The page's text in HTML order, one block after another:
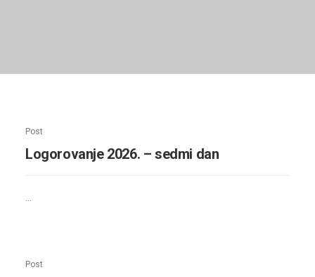
Post
Logorovanje 2026. – sedmi dan
…
Post